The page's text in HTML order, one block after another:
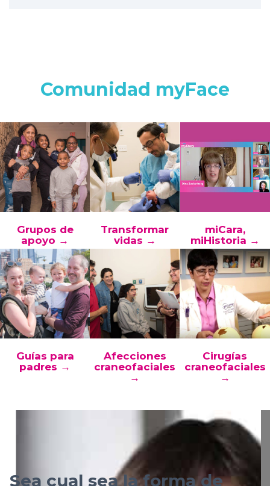
Comunidad myFace
Grupos de
apoyo →
Transformar
vidas →
miCara,
miHistoria →
Guías para
padres →
Afecciones
craneofaciales
→
Cirugías
craneofaciales
→
Sea cual sea la forma de